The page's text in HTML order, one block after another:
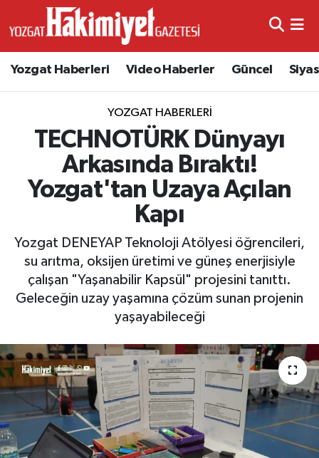
Yozgat Haberleri Video Haberler Güncel
YOZGAT HABERLERI
TECHNOTÜRK Dünyayı
Arkasında Bıraktı!
Yozgat'tan Uzaya Açılan
Kapı
Yozgat DENEYAP Teknoloji Atölyesi öğrencileri,
su arıtma, oksijen üretimi ve güneş enerjisiyle
çalışan "Yaşanabilir Kapsül" projesini tanıttı.
Geleceğin uzay yaşamına çözüm sunan projenin
yaşayabileceği